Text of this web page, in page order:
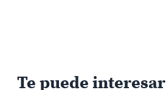
Te puede interesar